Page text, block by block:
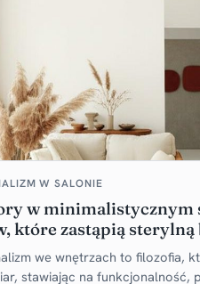
W SALONIE
w minimalistycznym
które zastąpią sterylną
we wnętrzach to filozofia,
stawiając na funkcjonalność,